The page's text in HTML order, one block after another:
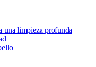
una limpieza profunda